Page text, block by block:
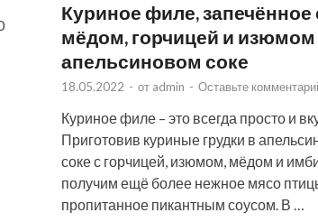
Куриное филе, запечённое
мёдом, горчицей и изюмом
апельсиновом соке
18.05.2022 - от admin - Оставьте
Куриное филе – это всегда просто и
Приготовив куриные грудки в
соке с горчицей, изюмом, мёдом и
получим ещё более нежное мясо
пропитанное пикантным соусом. В …